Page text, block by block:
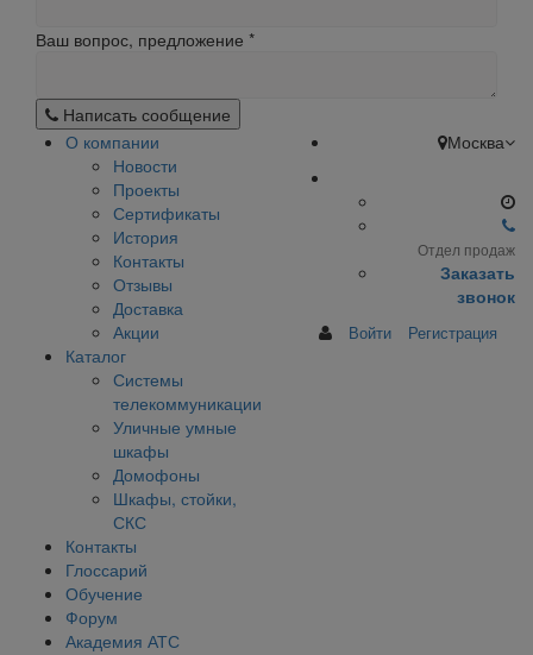
Ваш вопрос, предложение *
Написать сообщение
О компании
Новости
Проекты
Сертификаты
История
Контакты
Отзывы
Доставка
Акции
Каталог
Системы
телекоммуникации
Уличные умные
шкафы
Домофоны
Шкафы, стойки,
СКС
Контакты
Глоссарий
Обучение
Форум
Академия АТС
Москва
Отдел продаж
Заказать
звонок
Войти Регистрация